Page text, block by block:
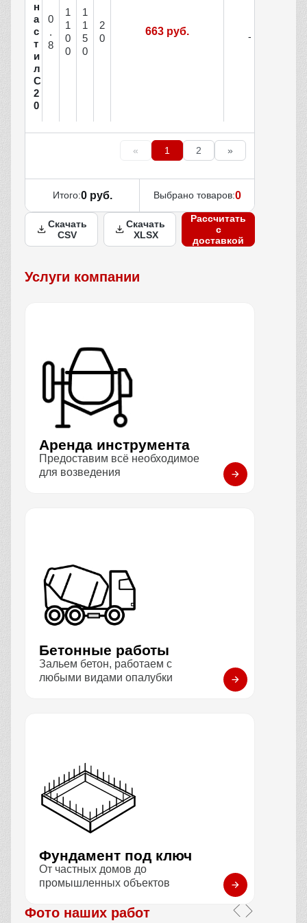
н
а
с
т
и
л
С
2
0
0
.
8
1
1
0
0
1
1
5
0
2
0
663 руб.
« 1 2 »
Итого:0 руб. Выбрано товаров:0
Скачать
CSV
Скачать
XLSX
Рассчитать
с
доставкой
Услуги компании
Аренда инструмента
Предоставим всё необходимое
для возведения
Бетонные работы
Зальем бетон, работаем с
любыми видами опалубки
Фундамент под ключ
От частных домов до
промышленных объектов
Фото наших работ